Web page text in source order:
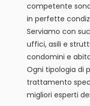
competente
in perfette
Serviamo con
uffici, asili e
condomini e
Ogni tipologia di
trattamento
migliori esperti